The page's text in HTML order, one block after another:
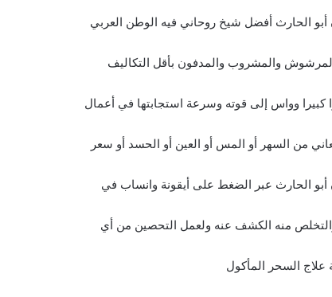
الحارث أفضل شيخ روحاني فيه الوطن العربي
والمشروب والمدفون بأقل التكاليف
كبيرا وواس إلى قوته وسرعة استجابتها في أعمال
من السهر أو المس أو العين أو الحسد أو سعر
أبو الحارث عبر الضغط على أيقونة وانساب في
منه الكشف عنه ولعمل التحصين من أي
علاج السحر المأكول​